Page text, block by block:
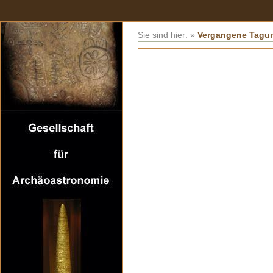
Sie sind hier: » Vergangene